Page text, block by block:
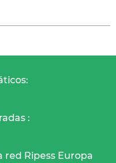
:
red Ripess Europa